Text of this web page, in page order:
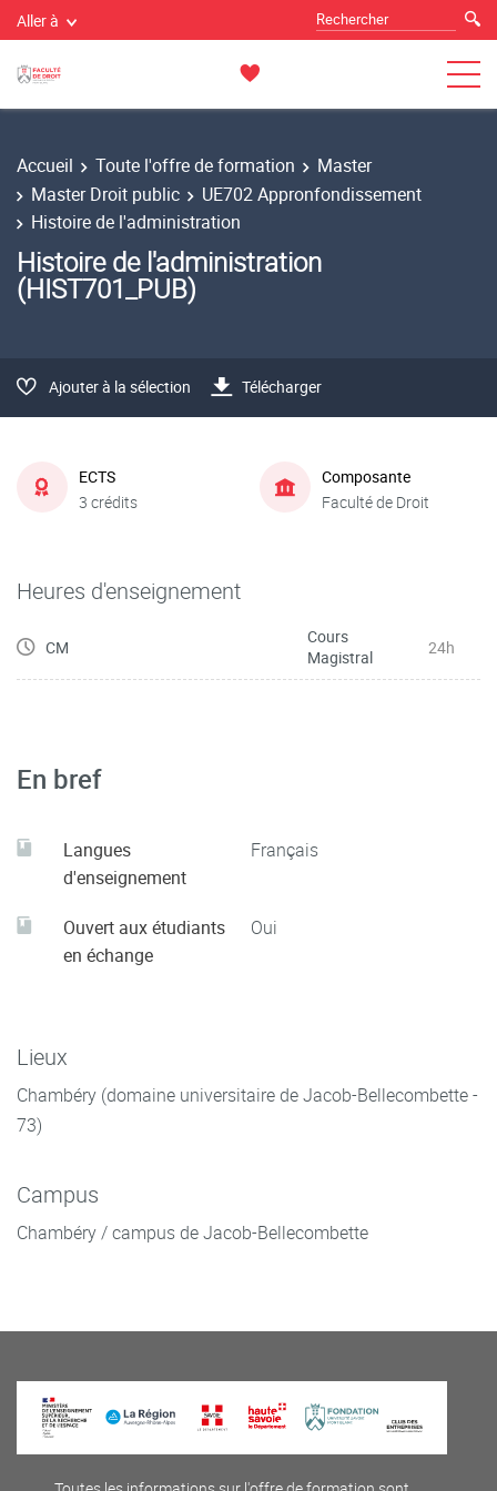
Aller à
Accueil Toute l'offre de formation
Master
Master Droit public
UE702 Appronfondissement
Histoire de l'administration
Histoire de l'administration
(HIST701_PUB)
Ajouter à la sélection Télécharger
ECTS
3 crédits
Composante
Faculté de Droit
Heures d'enseignement
CM
Cours
Magistral
24h
En bref
Langues
d'enseignement
Français
Ouvert aux étudiants
en échange
Oui
Lieux
Chambéry (domaine universitaire de Jacob-Bellecombette -
73)
Campus
Chambéry / campus de Jacob-Bellecombette